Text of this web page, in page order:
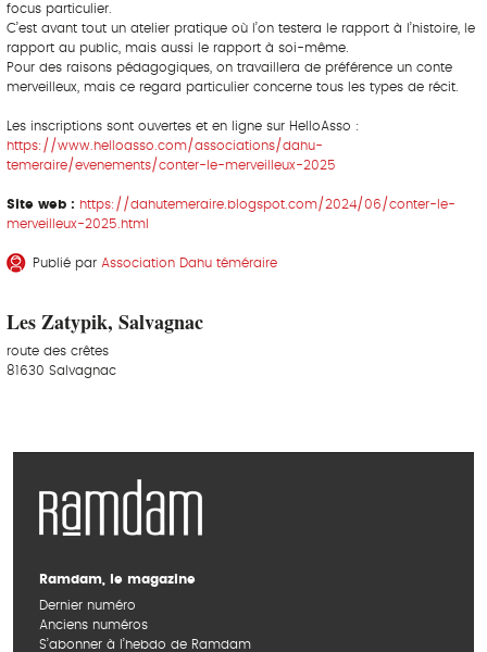
focus particulier.
C’est avant tout un atelier pratique où l’on testera le rapport à l’histoire, le
rapport au public, mais aussi le rapport à soi-même.
Pour des raisons pédagogiques, on travaillera de préférence un conte
merveilleux, mais ce regard particulier concerne tous les types de récit.
Les inscriptions sont ouvertes et en ligne sur HelloAsso :
https://www.helloasso.com/associations/dahu-
temeraire/evenements/conter-le-merveilleux-2025
Site web : https://dahutemeraire.blogspot.com/2024/06/conter-le-
merveilleux-2025.html
Publié par Association Dahu téméraire
Les Zatypik, Salvagnac
route des crêtes
81630 Salvagnac
Ramdam, le magazine
Dernier numéro
Anciens numéros
S’abonner à l’hebdo de Ramdam